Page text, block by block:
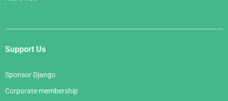
Support Us
Sponsor Django
Corporate membership